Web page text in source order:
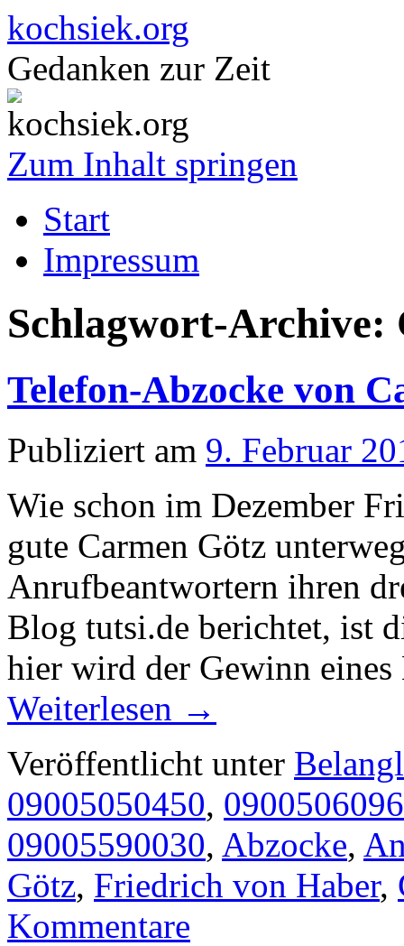
kochsiek.org
Gedanken zur Zeit
Zum Inhalt springen
Start
Impressum
Schlagwort-Archive:
Telefon-Abzocke von
Publiziert am 9. Februar
Wie schon im Dezember
gute Carmen Götz
Anrufbeantwortern ihren
Blog tutsi.de berichtet, ist
hier wird der Gewinn
Weiterlesen →
Veröffentlicht unter
09005050450,
09005590030, Abzocke,
Götz, Friedrich von Haber,
Kommentare